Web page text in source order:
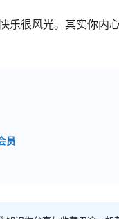
乐很风光。其实你内
员